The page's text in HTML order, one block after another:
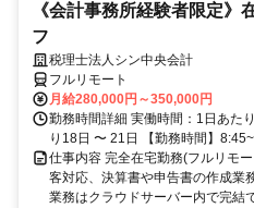
《会計事務所経験者限定》
フ
税理士法人シン中央会計
フルリモート
月給280,000円～350,000円
勤務時間詳細 実働時間：1日あた
り18日 〜 21日 【勤務時間】
仕事内容 完全在宅勤務(フルリモ
客対応、決算書や申告書の作成業
業務はクラウドサーバー内で完結